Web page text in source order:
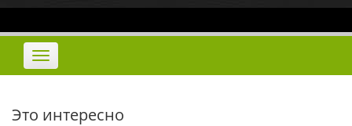
Наверх
Переключить
навигацию
Это интересно